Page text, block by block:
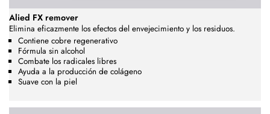
Alied FX remover
Elimina eficazmente los efectos del envejecimiento y los residuos.
Contiene cobre regenerativo
Fórmula sin alcohol
Combate los radicales libres
Ayuda a la producción de colágeno
Suave con la piel